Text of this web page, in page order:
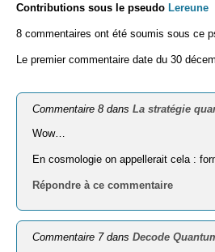
Contributions sous le pseudo Lereune
8 commentaires ont été soumis sous ce
Le premier commentaire date du 30
Commentaire 8 dansLa stratégie
Wow…
En cosmologie on appellerait cela :
Répondre à ce commentaire
Commentaire 7 dansDecode